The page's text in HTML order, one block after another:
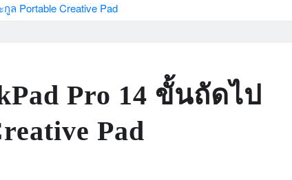
ล Portable Creative Pad
Pro 14 ขั้นถัดไป
Pad